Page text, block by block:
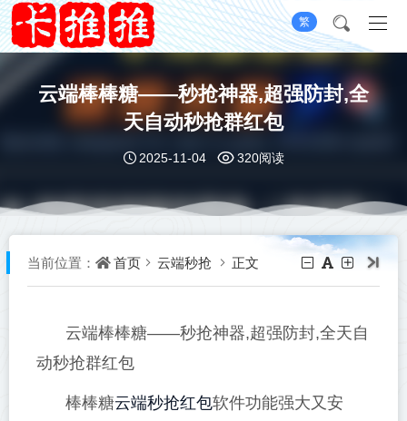
繁
云端棒棒糖——秒抢神器,超强防封,全
天自动秒抢群红包
2025-11-04 320阅读
当前位置： 首页 云端秒抢 正文
云端棒棒糖——秒抢神器,超强防封,全天自
动秒抢群红包
棒棒糖云端秒抢红包软件功能强大又安